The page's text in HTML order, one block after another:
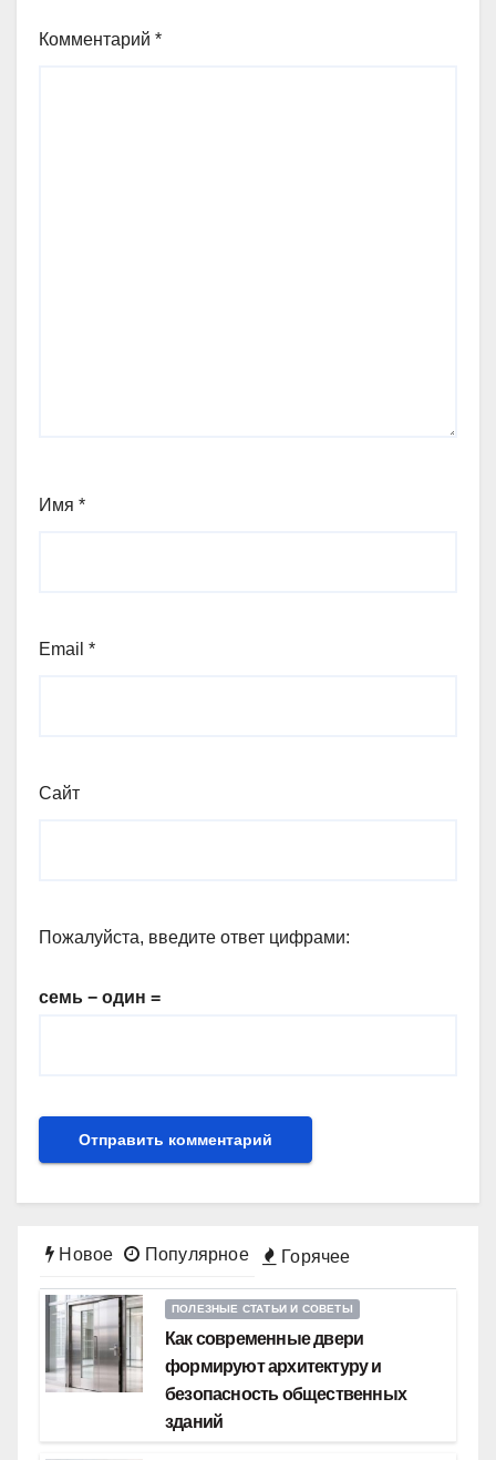
Комментарий *
Имя *
Email *
Сайт
Пожалуйста, введите ответ цифрами:
семь − один =
Новое Популярное Горячее
ПОЛЕЗНЫЕ СТАТЬИ И СОВЕТЫ
Как современные двери
формируют архитектуру и
безопасность общественных
зданий